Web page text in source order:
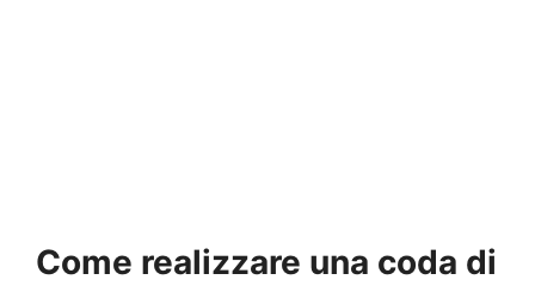
Come realizzare una coda di